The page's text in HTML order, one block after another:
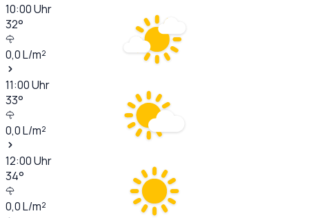
10:00Uhr
32°
0,0L/m²
11:00Uhr
33°
0,0L/m²
12:00Uhr
34°
0,0L/m²